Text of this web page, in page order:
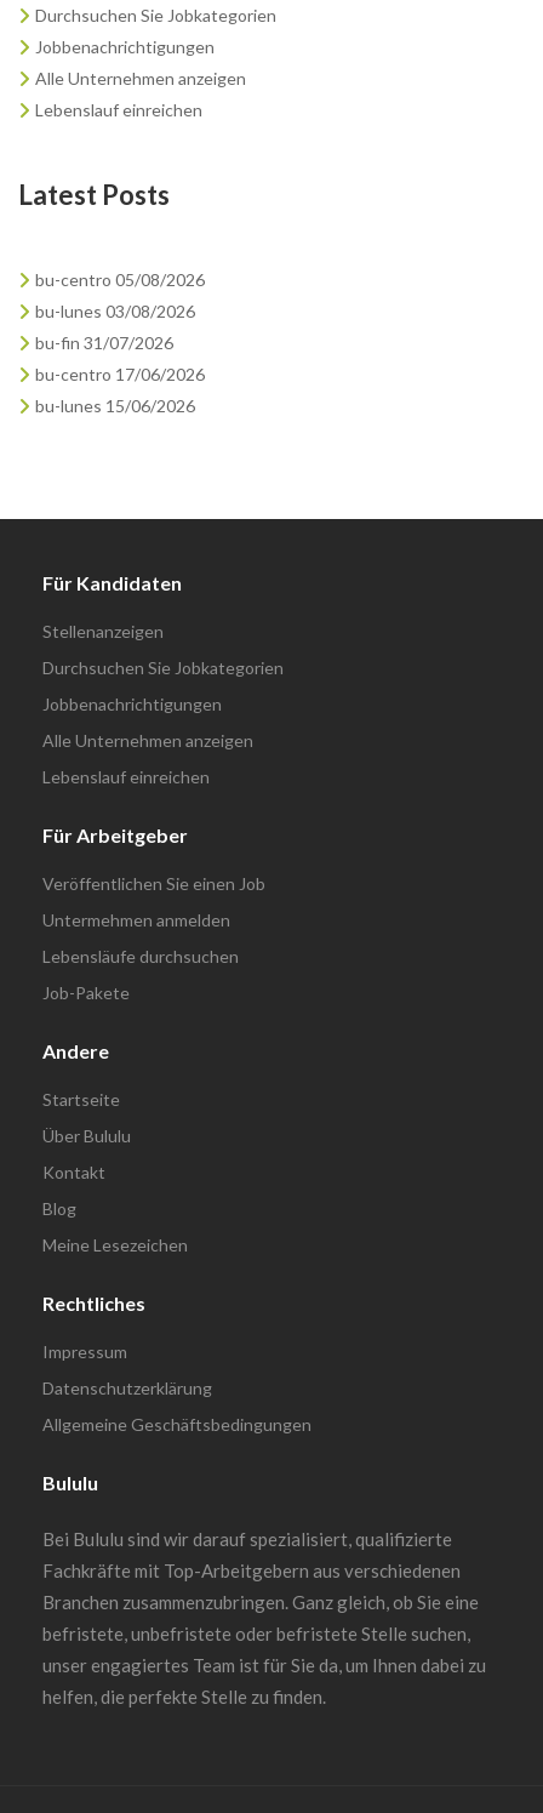
Durchsuchen Sie Jobkategorien
Jobbenachrichtigungen
Alle Unternehmen anzeigen
Lebenslauf einreichen
Latest Posts
bu-centro 05/08/2026
bu-lunes 03/08/2026
bu-fin 31/07/2026
bu-centro 17/06/2026
bu-lunes 15/06/2026
Für Kandidaten
Stellenanzeigen
Durchsuchen Sie Jobkategorien
Jobbenachrichtigungen
Alle Unternehmen anzeigen
Lebenslauf einreichen
Für Arbeitgeber
Veröffentlichen Sie einen Job
Untermehmen anmelden
Lebensläufe durchsuchen
Job-Pakete
Andere
Startseite
Über Bululu
Kontakt
Blog
Meine Lesezeichen
Rechtliches
Impressum
Datenschutzerklärung
Allgemeine Geschäftsbedingungen
Bululu
Bei Bululu sind wir darauf spezialisiert, qualifizierte
Fachkräfte mit Top-Arbeitgebern aus verschiedenen
Branchen zusammenzubringen. Ganz gleich, ob Sie eine
befristete, unbefristete oder befristete Stelle suchen,
unser engagiertes Team ist für Sie da, um Ihnen dabei zu
helfen, die perfekte Stelle zu finden.